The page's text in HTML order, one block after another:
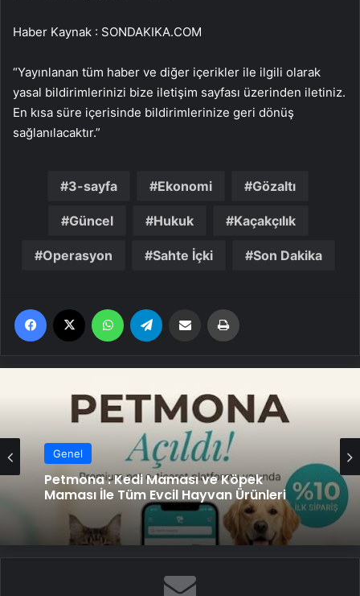
Haber Kaynak : SONDAKIKA.COM
“Yayınlanan tüm haber ve diğer içerikler ile ilgili olarak
yasal bildirimlerinizi bize iletişim sayfası üzerinden iletiniz.
En kısa süre içerisinde bildirimlerinize geri dönüş
sağlanılacaktır.”
3-sayfa Ekonomi Gözaltı
Güncel Hukuk Kaçakçılık
Operasyon Sahte İçki Son Dakika
Facebook WhatsApp Email'den paylaş
Genel
Petmona : Kedi Maması ve Köpek
Maması İle Tüm Evcil Hayvan Ürünleri